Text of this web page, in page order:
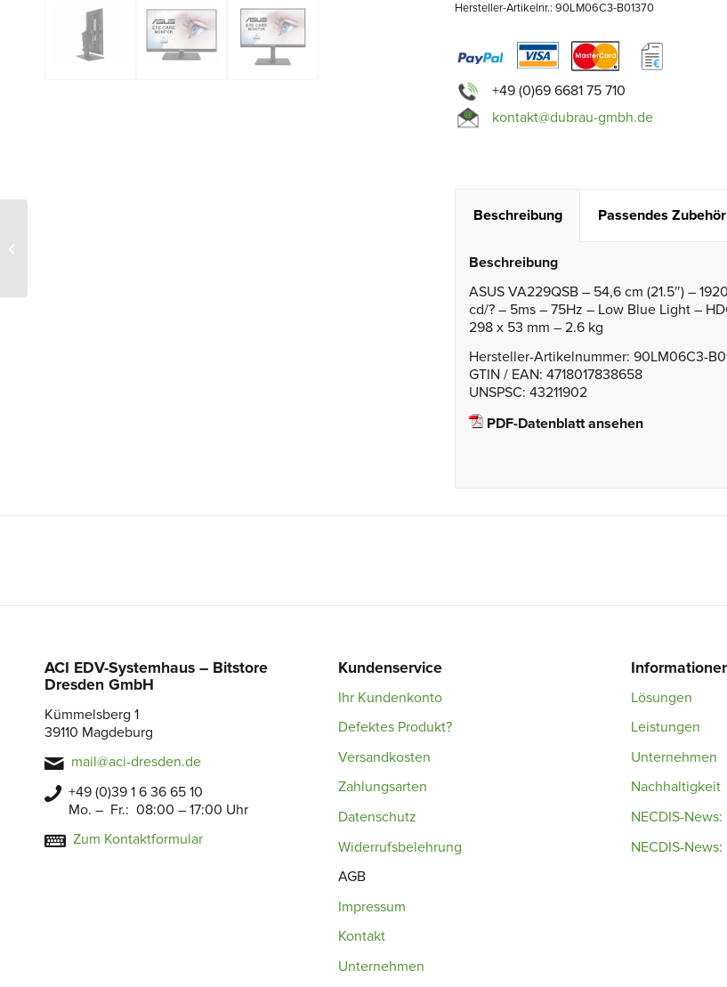
Hersteller-Artikelnr.: 90LM06C3-B01370
+49 (0)69 6681 75 710
kontakt@dubrau-gmbh.de
Beschreibung Passendes Zubehör
Beschreibung
ASUS VA229QSB – 54,6 cm (21.5″) –
cd/? – 5ms – 75Hz – Low Blue Light –
298 x 53 mm – 2.6 kg
Hersteller-Artikelnummer: 90LM06C3-
GTIN / EAN: 4718017838658
UNSPSC: 43211902
PDF-Datenblatt ansehen
ACI EDV-Systemhaus – Bitstore
Dresden GmbH
Kümmelsberg 1
39110 Magdeburg
mail@aci-dresden.de
+49 (0)39 1 6 36 65 10
Mo. – Fr.: 08:00 – 17:00 Uhr
Zum Kontaktformular
Kundenservice
Ihr Kundenkonto
Defektes Produkt?
Versandkosten
Zahlungsarten
Datenschutz
Widerrufsbelehrung
AGB
Impressum
Kontakt
Unternehmen
Lösungen
Leistungen
Unternehmen
Nachhaltigkeit
NECDIS-
NECDIS-